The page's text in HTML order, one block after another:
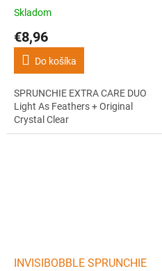
Clear
Skladom
€8,96
Do košíka
SPRUNCHIE EXTRA CARE DUO
Light As Feathers + Original
Crystal Clear
INVISIBOBBLE SPRUNCHIE